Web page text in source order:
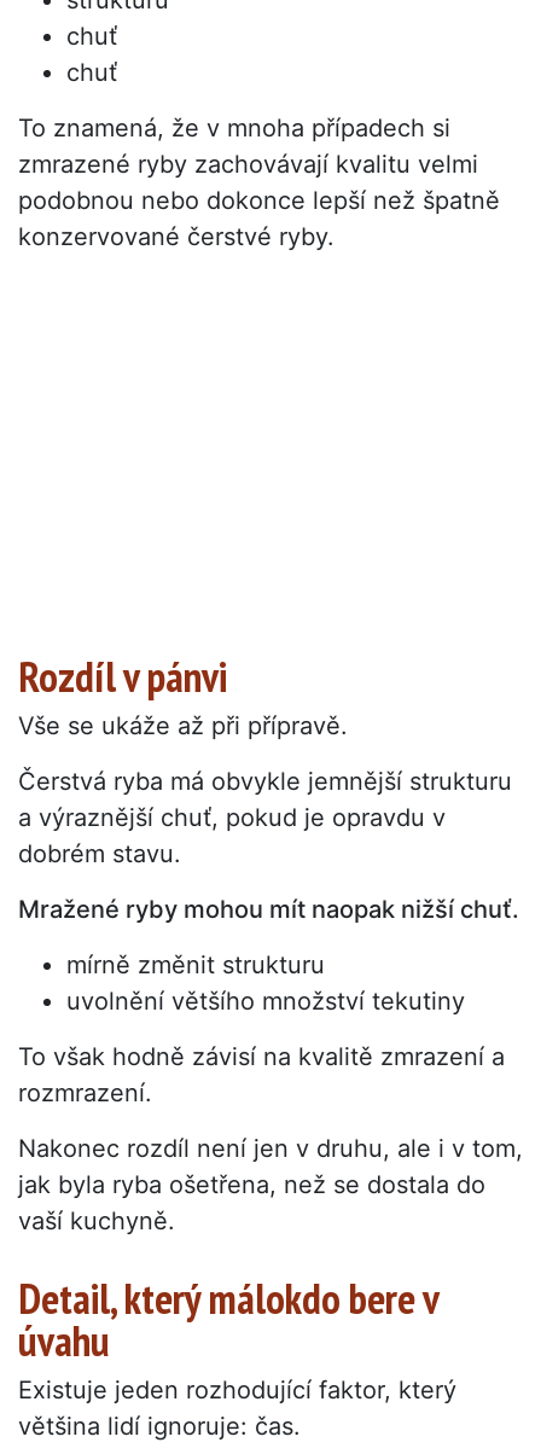
chuť
chuť
To znamená, že v mnoha případech si
zmrazené ryby zachovávají kvalitu velmi
podobnou nebo dokonce lepší než špatně
konzervované čerstvé ryby.
Rozdíl v pánvi
Vše se ukáže až při přípravě.
Čerstvá ryba má obvykle jemnější strukturu
a výraznější chuť, pokud je opravdu v
dobrém stavu.
Mražené ryby mohou mít naopak nižší chuť.
mírně změnit strukturu
uvolnění většího množství tekutiny
To však hodně závisí na kvalitě zmrazení a
rozmrazení.
Nakonec rozdíl není jen v druhu, ale i v tom,
jak byla ryba ošetřena, než se dostala do
vaší kuchyně.
Detail, který málokdo bere v
úvahu
Existuje jeden rozhodující faktor, který
většina lidí ignoruje: čas.